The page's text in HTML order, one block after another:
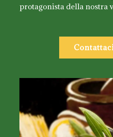
protagonista della nostra